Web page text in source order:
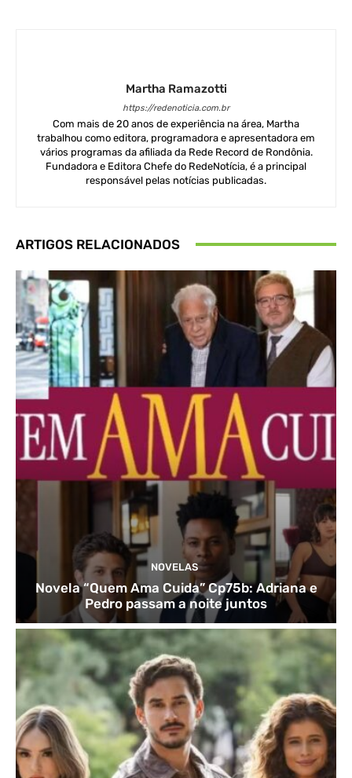
Martha Ramazotti
https://redenoticia.com.br
Com mais de 20 anos de experiência na área, Martha
trabalhou como editora, programadora e apresentadora em
vários programas da afiliada da Rede Record de Rondônia.
Fundadora e Editora Chefe do RedeNotícia, é a principal
responsável pelas notícias publicadas.
ARTIGOS RELACIONADOS
NOVELAS
Novela “Quem Ama Cuida” Cp75b: Adriana e
Pedro passam a noite juntos